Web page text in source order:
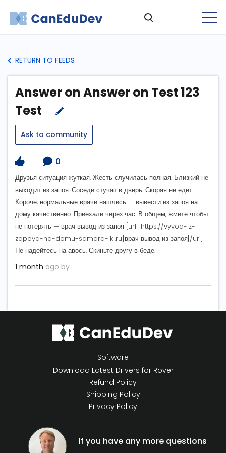
RETURN TO FEEDS
Answer on Answer on Test 123
Test
Ask to community
0
Друзья ситуация жуткая. Жесть случилась полная. Близкий не
выходит из запоя. Соседи стучат в дверь. Скорая не едет.
Короче, нормальные врачи нашлись — вывести из запоя на
дому качественно. Приехали через час. В общем, жмите чтобы
не потерять — врач вывод из запоя [url=https://vyvod-iz-
zapoya-na-domu-samara-jkl.ru]врач вывод из запоя[/url]
Не надейтесь на авось. Скиньте другу в беде.
1 month ago by
Software
Download Latest Drivers for Rover
Refund Policy
Shipping Policy
Privacy Policy
If you have any more questions